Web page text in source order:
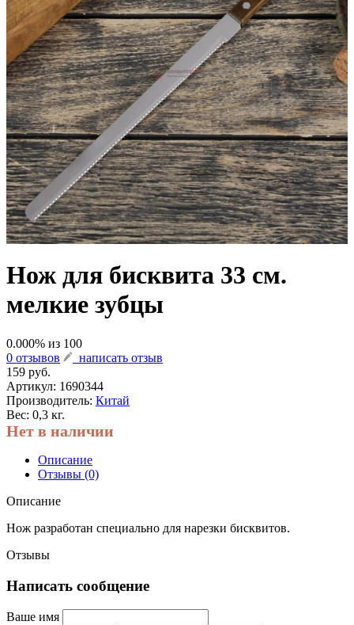
Нож для бисквита 33 см.
мелкие зубцы
0.000% из 100
0 отзывов
написать отзыв
159 руб.
Артикул: 1690344
Производитель: Китай
Вес: 0,3 кг.
Нет в наличии
Описание
Отзывы (0)
Описание
Нож разработан специально для нарезки бисквитов.
Отзывы
Написать сообщение
Ваше имя